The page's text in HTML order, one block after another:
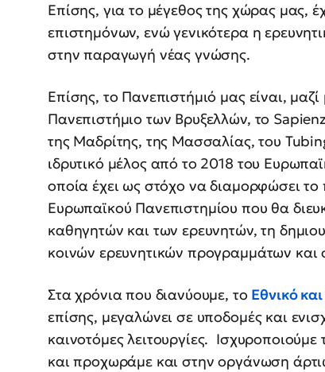
Επίσης, για το μέγεθος της χώρας μας,
επιστημόνων, ενώ γενικότερα η
στην παραγωγή νέας γνώσης.
Επίσης, το Πανεπιστήμιό μας είναι,
Πανεπιστήμιο των Βρυξελλών, το
της Μαδρίτης, της Μασσαλίας, του
ιδρυτικό μέλος από το 2018 του
οποία έχει ως στόχο να διαμορφώσει
Ευρωπαϊκού Πανεπιστημίου που θα
καθηγητών και των ερευνητών, τη
κοινών ερευνητικών προγραμμάτων και
Στα χρόνια που διανύουμε, το Εθνικό
επίσης, μεγαλώνει σε υποδομές και
καινοτόμες λειτουργίες.
και προχωράμε και στην οργάνωση